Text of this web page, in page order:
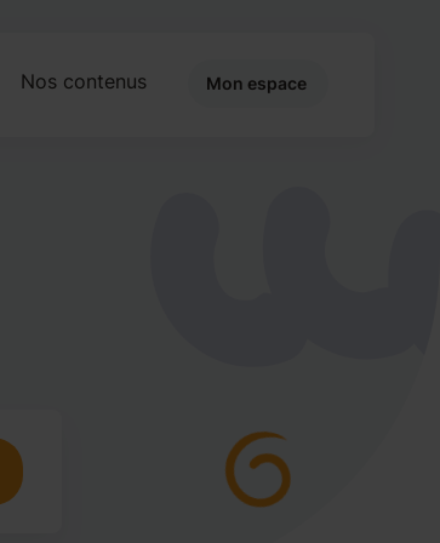
Nos contenus Mon espace